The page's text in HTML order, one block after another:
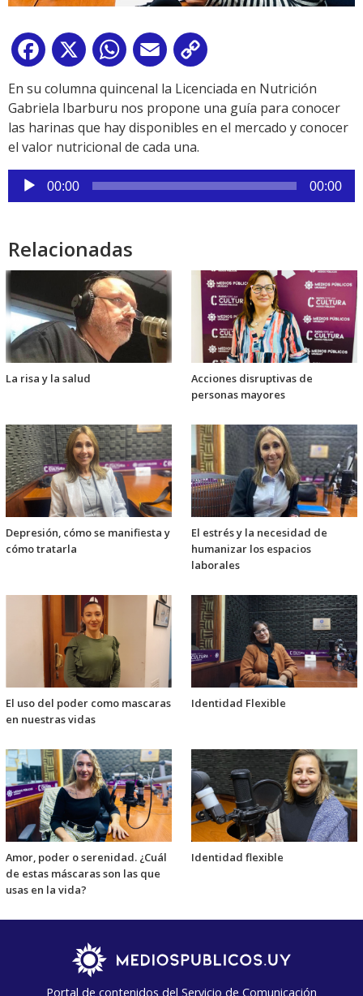
Facebook
X WhatsApp
Email
Link
En su columna quincenal la Licenciada en Nutrición
Gabriela Ibarburu nos propone una guía para conocer
las harinas que hay disponibles en el mercado y conocer
el valor nutricional de cada una.
Reproductor
de
00:00 00:00
Relacionadas
La risa y la salud
Acciones disruptivas de
personas mayores
Depresión, cómo se manifiesta y
cómo tratarla
El estrés y la necesidad de
humanizar los espacios
laborales
El uso del poder como mascaras
en nuestras vidas
Identidad Flexible
Amor, poder o serenidad. ¿Cuál
de estas máscaras son las que
usas en la vida?
Identidad flexible
Portal de contenidos del Servicio de Comunicación